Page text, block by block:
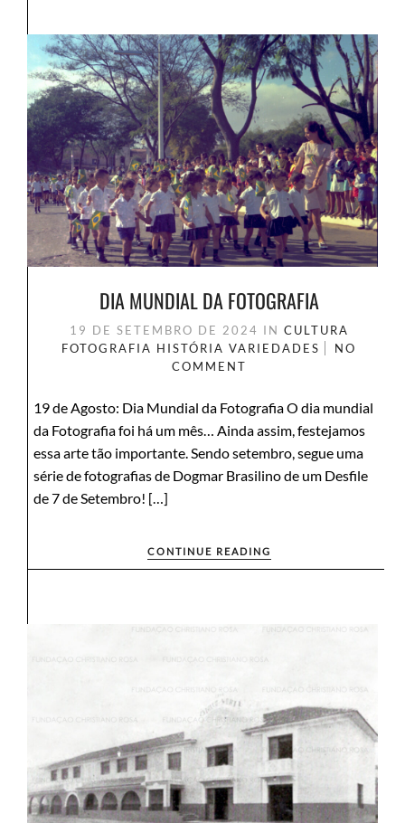
DIA MUNDIAL DA FOTOGRAFIA
19 DE SETEMBRO DE 2024 IN CULTURA
FOTOGRAFIA HISTÓRIA VARIEDADES
NO
COMMENT
19 de Agosto: Dia Mundial da Fotografia O dia mundial
da Fotografia foi há um mês… Ainda assim, festejamos
essa arte tão importante. Sendo setembro, segue uma
série de fotografias de Dogmar Brasilino de um Desfile
de 7 de Setembro! […]
CONTINUE READING